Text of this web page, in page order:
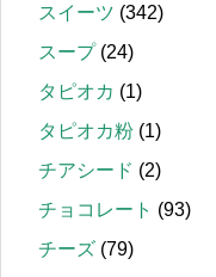
スイーツ (342)
スープ(24)
タピオカ (1)
タピオカ粉 (1)
チアシード (2)
チョコレート (93)
チーズ (79)